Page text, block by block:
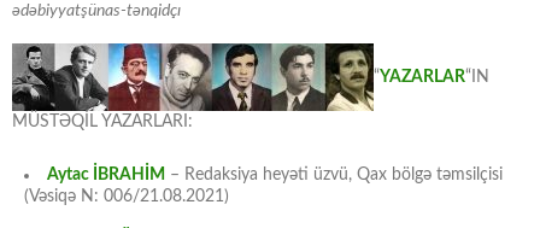
ədəbiyyatşünas-tənqidçı
“YAZARLAR“IN
MÜSTƏQİL YAZARLARI:
Aytac İBRAHİM – Redaksiya heyəti üzvü, Qax bölgə təmsilçisi
(Vəsiqə N: 006/21.08.2021)